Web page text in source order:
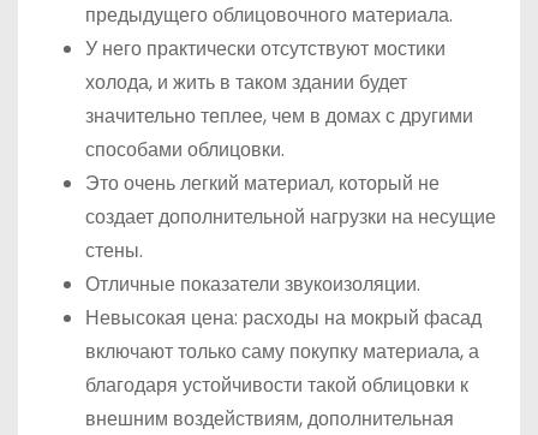
предыдущего облицовочного материала.
У него практически отсутствуют мостики
холода, и жить в таком здании будет
значительно теплее, чем в домах с другими
способами облицовки.
Это очень легкий материал, который не
создает дополнительной нагрузки на несущие
стены.
Отличные показатели звукоизоляции.
Невысокая цена: расходы на мокрый фасад
включают только саму покупку материала, а
благодаря устойчивости такой облицовки к
внешним воздействиям, дополнительная